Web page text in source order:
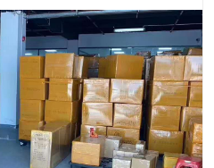
伊朗快递
深圳国际快递公司
深圳国际快递电话